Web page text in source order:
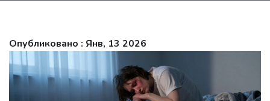
Опубликовано : Янв, 13 2026